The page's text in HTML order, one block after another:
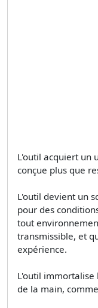
L'outil acquiert un
conçue plus que
L'outil devient un
pour des
tout
transmissible, et
expérience.
L'outil
de la main,